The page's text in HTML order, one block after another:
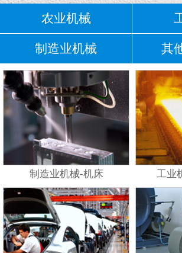
农业机械
制造业机械 其
制造业机械-机床 工业